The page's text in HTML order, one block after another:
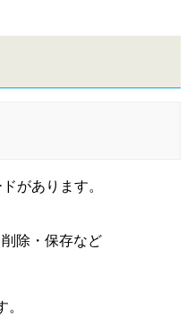
があります。
削除・保存など